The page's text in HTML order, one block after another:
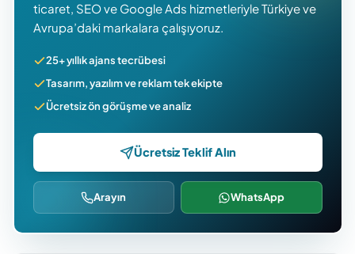
ticaret, SEO ve Google Ads hizmetleriyle Türkiye ve
Avrupa’daki markalara çalışıyoruz.
25+ yıllık ajans tecrübesi
Tasarım, yazılım ve reklam tek ekipte
Ücretsiz ön görüşme ve analiz
Ücretsiz Teklif Alın
Arayın WhatsApp